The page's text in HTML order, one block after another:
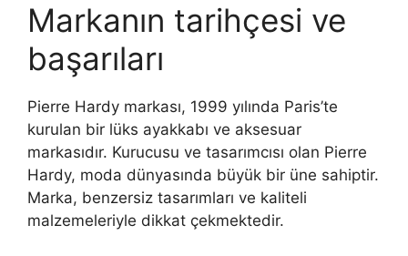
Markanın tarihçesi ve
başarıları
Pierre Hardy markası, 1999 yılında Paris’te
kurulan bir lüks ayakkabı ve aksesuar
markasıdır. Kurucusu ve tasarımcısı olan Pierre
Hardy, moda dünyasında büyük bir üne sahiptir.
Marka, benzersiz tasarımları ve kaliteli
malzemeleriyle dikkat çekmektedir.